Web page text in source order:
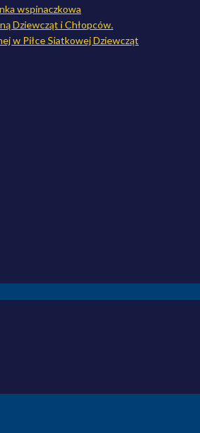
wspinaczkowa
Dziewcząt i Chłopców.
w Piłce Siatkowej Dziewcząt